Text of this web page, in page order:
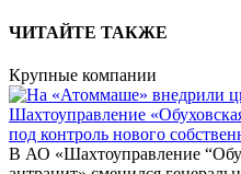
ЧИТАЙТЕ ТАКЖЕ
Крупные компании
Шахтоуправление
под контроль нового
В АО «Шахтоуправление